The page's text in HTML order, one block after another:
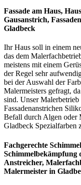
Fassade am Haus,
Gausanstrich,
Gladbeck
Ihr Haus soll in einem
das dem
meistens mit einem
der Regel sehr
bei der Auswahl der
Malermeisters gefragt,
sind. Unser
Fassadenanstrichen
Befall durch Algen oder
Gladbeck Spezialfarben
Fachgerechte
Schimmelbekämpfung
Anstreicher,
Malermeister in